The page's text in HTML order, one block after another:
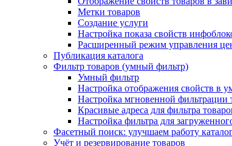
Метки товаров
Создание услуги
Настройка показа свойств
Расширенный режим управления
Публикация каталога
Фильтр товаров (умный фильтр)
Умный фильтр
Настройка отображения свойств в
Настройка мгновенной фильтрации
Красивые адреса для фильтра
Настройка фильтра для
Фасетный поиск: улучшаем работу
Учёт и резервирование товаров